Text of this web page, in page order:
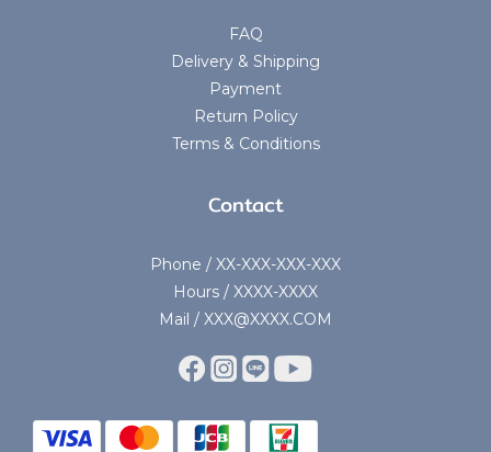
FAQ
Delivery & Shipping
Payment
Return Policy
Terms & Conditions
Contact
Phone / XX-XXX-XXX-XXX
Hours / XXXX-XXXX
Mail / XXX@XXXX.COM